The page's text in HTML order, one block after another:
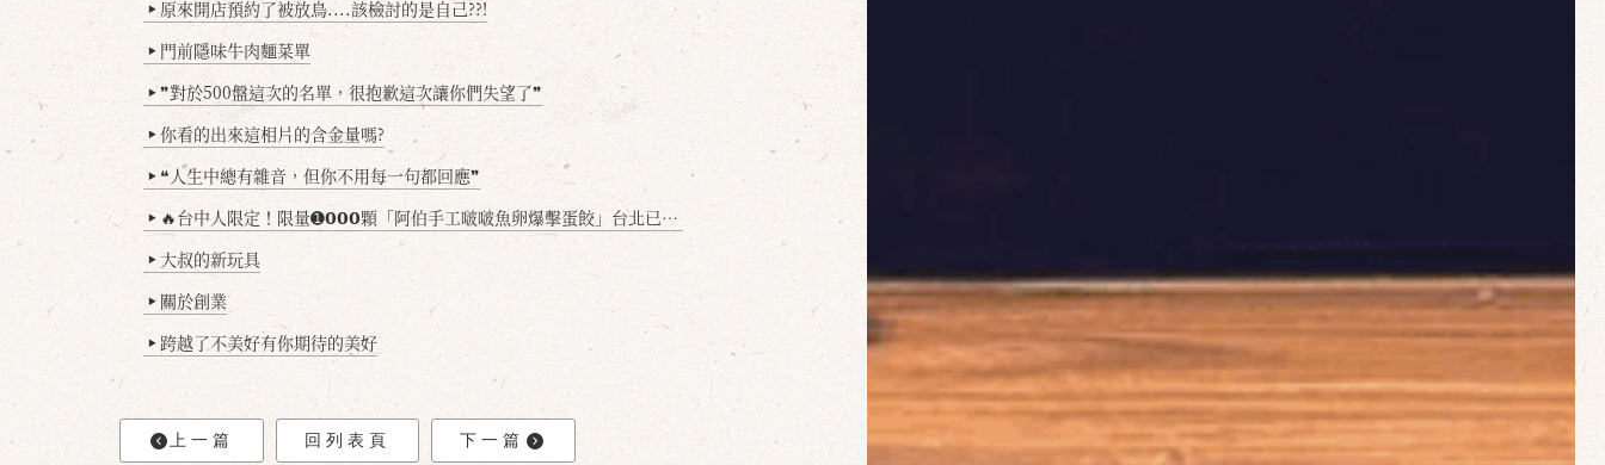
▶ 原來開店預約了被放鳥....該檢討的是自己??!
▶ 門前隱味牛肉麵菜單
▶ ❞對於500盤這次的名單，很抱歉這次讓你們失望了❞
▶ 你看的出來這相片的含金量嗎?
▶ ❝人生中總有雜音，但你不用每一句都回應❞
▶ 🔥台中人限定！限量➊𝟬𝟬𝟬顆「阿伯手工啵啵魚卵爆擊蛋餃」台北已被搶爆2萬顆，最後名額門前隱味只留給你！🥟💥
▶ 大叔的新玩具
▶ 關於創業
▶ 跨越了不美好有你期待的美好
回列表頁
上一篇 下一篇